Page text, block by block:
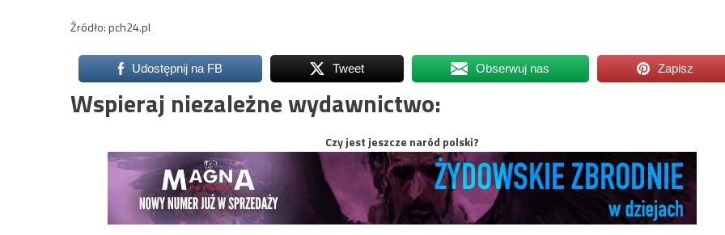
Źródło: pch24.pl
Udostępnij na FB Tweet Obserwuj nas Zapisz
Wspieraj niezależne wydawnictwo:
Czy jest jeszcze naród polski?